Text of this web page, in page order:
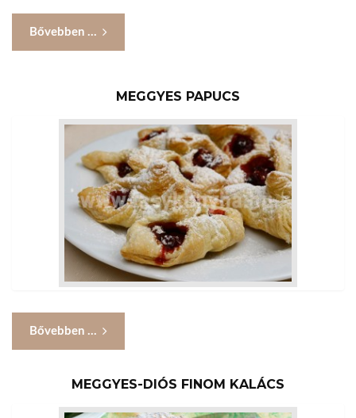
Bővebben ...
MEGGYES PAPUCS
Bővebben ...
MEGGYES-DIÓS FINOM KALÁCS